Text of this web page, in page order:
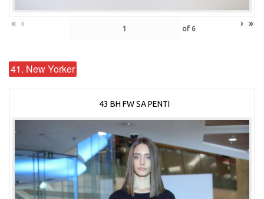
« ‹ of 6 › »
41. New Yorker
43 BH FW SA PENTI